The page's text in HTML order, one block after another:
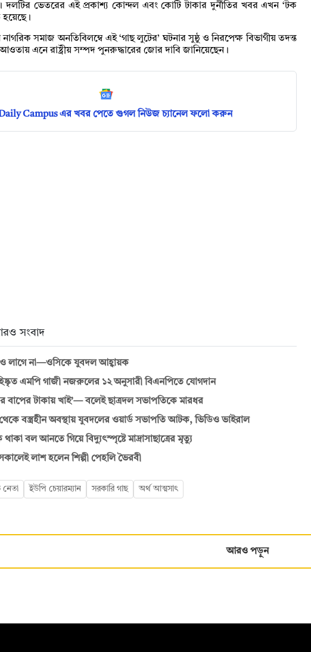
দলটির ভেতরের এই প্রকাশ্য কোন্দল এবং কোটি টাকার দুর্নীতির খবর এখন ‘টক
হয়েছে।
সমাজ অনতিবিলম্বে এই ‘গাছ লুটের’ ঘটনার সুষ্ঠু ও নিরপেক্ষ বিভাগীয় তদন্ত
এনে রাষ্ট্রীয় সম্পদ পুনরুদ্ধারের জোর দাবি জানিয়েছেন।
Campus এর খবর পেতে গুগল নিউজ চ্যানেল ফলো করুন
সংবাদ
লাগে না—ওসিকে যুবদল আহ্বায়ক
এমপি গাজী নজরুলের ১২ অনুসারী বিএনপিতে যোগদান
বাপের টাকায় খাই’— বলেই ছাত্রদল সভাপতিকে মারধর
বস্ত্রহীন অবস্থায় যুবদলের ওয়ার্ড সভাপতি আটক, ভিডিও ভাইরাল
বল আনতে গিয়ে বিদ্যুৎস্পৃষ্টে মাদ্রাসাছাত্রের মৃত্যু
লাশ হলেন শিল্পী পেহলি ভৈরবী
নেতা ইউপি চেয়ারম্যান সরকারি গাছ অর্থ আত্মসাৎ
আরও পড়ুন